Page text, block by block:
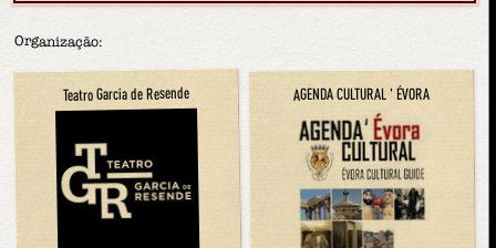
Organização:
Teatro Garcia de Resende AGENDA CULTURAL ' ÉVORA